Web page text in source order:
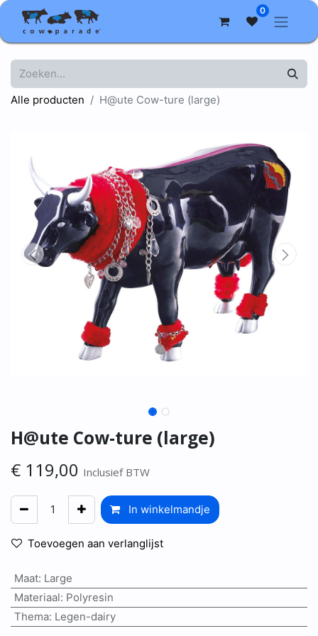
0
Alle producten H@ute Cow-ture (large)
H@ute Cow-ture (large)
€ 119,00 Inclusief BTW
In winkelmandje
Toevoegen aan verlanglijst
Maat: Large
Materiaal: Polyresin
Thema: Legen-dairy